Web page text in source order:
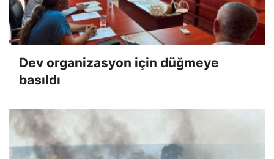
Dev organizasyon için düğmeye
basıldı